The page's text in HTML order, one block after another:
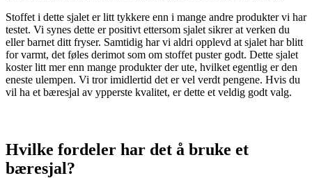
Stoffet i dette sjalet er litt tykkere enn i mange andre produkter vi har
testet. Vi synes dette er positivt ettersom sjalet sikrer at verken du
eller barnet ditt fryser. Samtidig har vi aldri opplevd at sjalet har blitt
for varmt, det føles derimot som om stoffet puster godt. Dette sjalet
koster litt mer enn mange produkter der ute, hvilket egentlig er den
eneste ulempen. Vi tror imidlertid det er vel verdt pengene. Hvis du
vil ha et bæresjal av ypperste kvalitet, er dette et veldig godt valg.
Hvilke fordeler har det å bruke et
bæresjal?